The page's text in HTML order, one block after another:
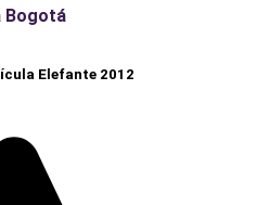
Bogotá
Elefante 2012